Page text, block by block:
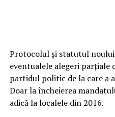
Protocolul și statutul noului
eventualele alegeri parțiale
partidul politic de la care a
Doar la încheierea
adică la localele din 2016.